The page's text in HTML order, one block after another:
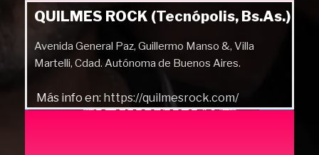
QUILMES ROCK (Tecnópolis, Bs.As.)
Avenida General Paz, Guillermo Manso &, Villa
Martelli, Cdad. Autónoma de Buenos Aires.
Más info en: https://quilmesrock.com/